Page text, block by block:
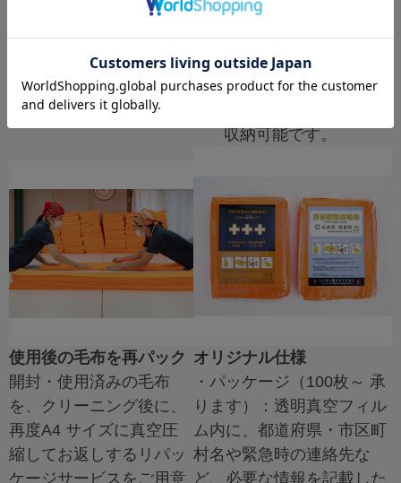
毛布を積載できます。
※EB-201/205/305/600の場合
くても本棚・引出しな
ど、非常時すぐに持ち
出せる身の回りに収納
できます。
収納可能です。
使用後の毛布を再パック オリジナル仕様
開封・使用済みの毛布
を、クリーニング後に、
再度A4 サイズに真空圧
縮してお返しするリパッ
ケージサービスをご用意
・パッケージ（100枚～ 承
ります）：透明真空フィル
ム内に、都道府県・市区町
村名や緊急時の連絡先な
ど、必要な情報を記載した